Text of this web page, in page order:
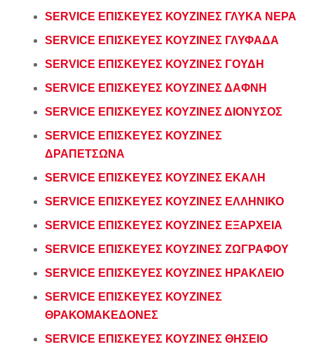
SERVICE ΕΠΙΣΚΕΥΕΣ ΚΟΥΖΙΝΕΣ ΓΛΥΚΑ ΝΕΡΑ
SERVICE ΕΠΙΣΚΕΥΕΣ ΚΟΥΖΙΝΕΣ ΓΛΥΦΑΔΑ
SERVICE ΕΠΙΣΚΕΥΕΣ ΚΟΥΖΙΝΕΣ ΓΟΥΔΗ
SERVICE ΕΠΙΣΚΕΥΕΣ ΚΟΥΖΙΝΕΣ ΔΑΦΝΗ
SERVICE ΕΠΙΣΚΕΥΕΣ ΚΟΥΖΙΝΕΣ ΔΙΟΝΥΣΟΣ
SERVICE ΕΠΙΣΚΕΥΕΣ ΚΟΥΖΙΝΕΣ
ΔΡΑΠΕΤΣΩΝΑ
SERVICE ΕΠΙΣΚΕΥΕΣ ΚΟΥΖΙΝΕΣ ΕΚΑΛΗ
SERVICE ΕΠΙΣΚΕΥΕΣ ΚΟΥΖΙΝΕΣ ΕΛΛΗΝΙΚΟ
SERVICE ΕΠΙΣΚΕΥΕΣ ΚΟΥΖΙΝΕΣ ΕΞΑΡΧΕΙΑ
SERVICE ΕΠΙΣΚΕΥΕΣ ΚΟΥΖΙΝΕΣ ΖΩΓΡΑΦΟΥ
SERVICE ΕΠΙΣΚΕΥΕΣ ΚΟΥΖΙΝΕΣ ΗΡΑΚΛΕΙΟ
SERVICE ΕΠΙΣΚΕΥΕΣ ΚΟΥΖΙΝΕΣ
ΘΡΑΚΟΜΑΚΕΔΟΝΕΣ
SERVICE ΕΠΙΣΚΕΥΕΣ ΚΟΥΖΙΝΕΣ ΘΗΣΕΙΟ